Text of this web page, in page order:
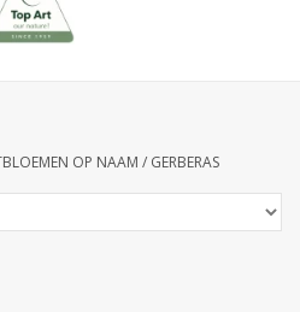
OP NAAM / GERBERAS